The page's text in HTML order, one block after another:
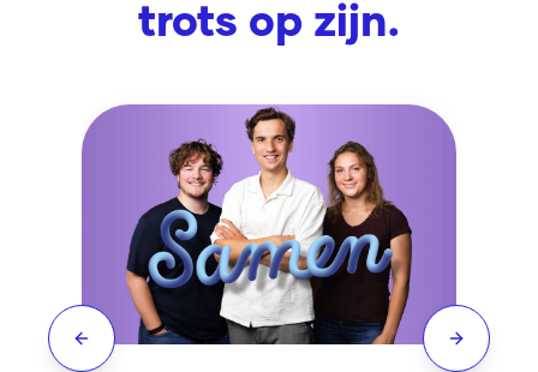
trots op zijn.
Previous slide Next slide